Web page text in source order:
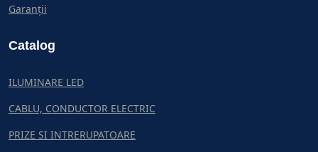
Garanții
Catalog
ILUMINARE LED
CABLU, CONDUCTOR ELECTRIC
PRIZE SI INTRERUPATOARE